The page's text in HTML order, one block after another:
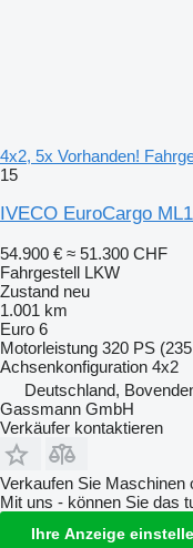
4x2, 5x Vorhanden!
15
IVECO EuroCargo
54.900 € ≈ 51.300 CHF
Fahrgestell LKW
Zustand neu
1.001 km
Euro 6
Motorleistung 320 PS
Achsenkonfiguration 4x2
Deutschland,
Gassmann GmbH
Verkäufer kontaktieren
Verkaufen Sie Maschinen
Mit uns - können Sie das
Ihre Anzeige